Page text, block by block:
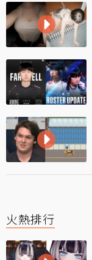
火熱排行